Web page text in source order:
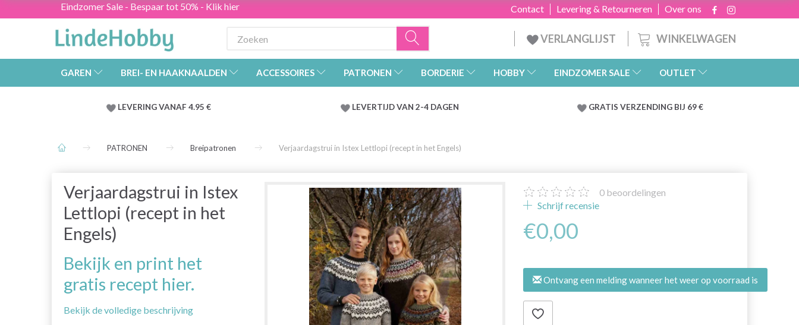
Eindzomer Sale - Bespaar tot 50% - Klik hier Over ons
Levering & Retourneren
Contact
WINKELWAGEN
VERLANGLIJST
GAREN BREI- EN HAAKNAALDEN ACCESSOIRES PATRONEN BORDERIE HOBBY EINDZOMER SALE OUTLET
LEVERING VANAF 4.95 € LEVERTIJD VAN 2-4 DAGEN GRATIS VERZENDING BIJ 69 €
PATRONEN Breipatronen Verjaardagstrui in Istex Lettlopi (recept in het Engels)
Verjaardagstrui in Istex
Lettlopi (recept in het
Engels)
Bekijk en print het
gratis recept hier.
Bekijk de volledige beschrijving
0 beoordelingen
Schrijf recensie
€0,00
Ontvang een melding wanneer het weer op voorraad is